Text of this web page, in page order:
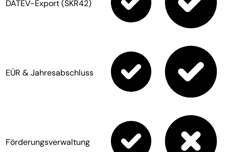
DATEV-Export (SKR42)
EÜR & Jahresabschluss
Förderungsverwaltung